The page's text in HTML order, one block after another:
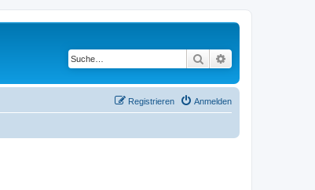
Suche
Anmelden
Registrieren